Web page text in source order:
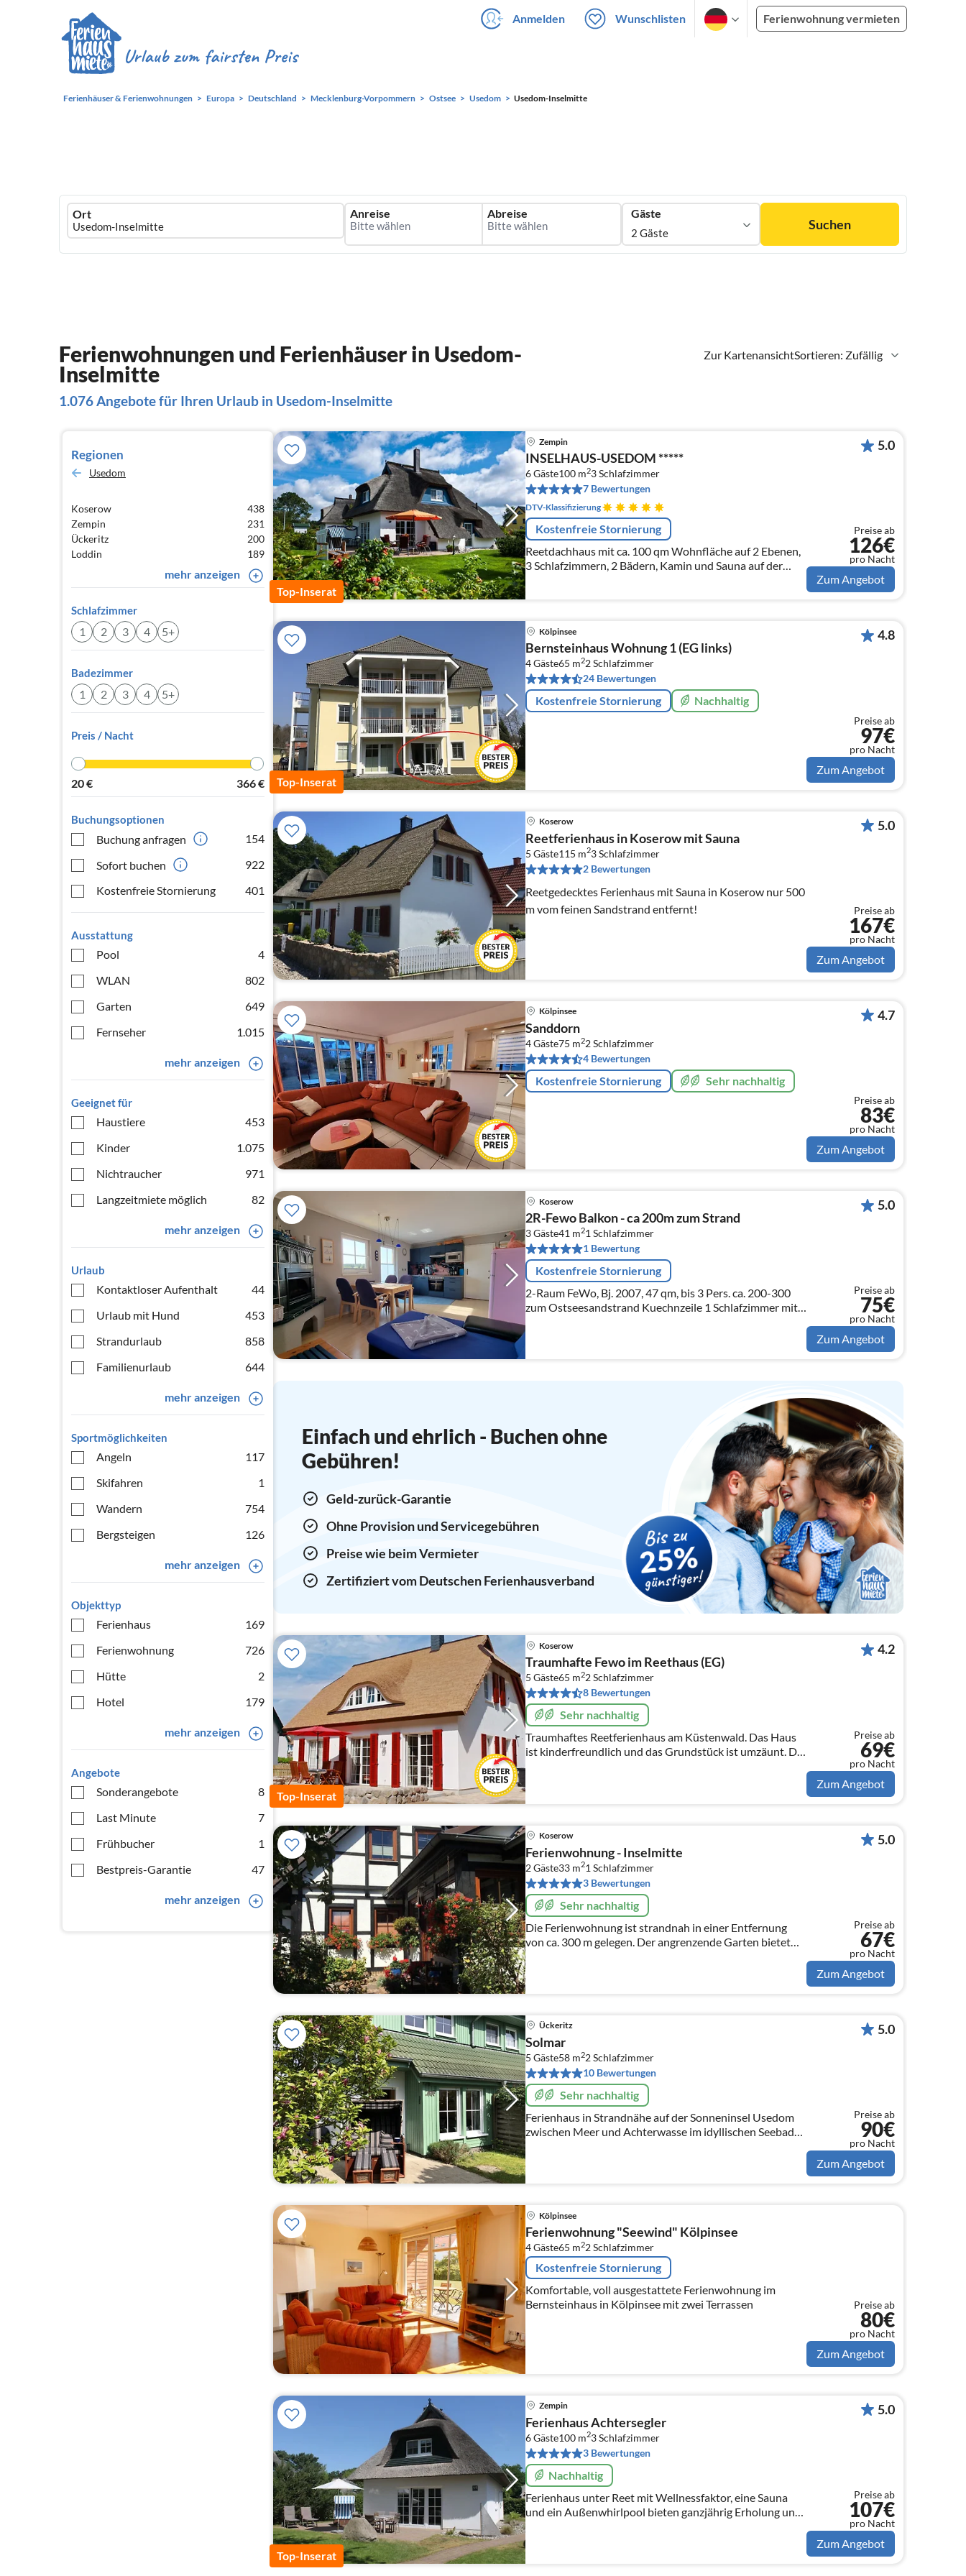
Anmelden Wunschlisten Ferienwohnung vermieten
Ferienhäuser & Ferienwohnungen Europa Deutschland Mecklenburg-Vorpommern Ostsee Usedom Usedom-Inselmitte
Ferienhausmiete
logo
Ort Anreise Abreise Gäste
2 Gäste
Suchen
Zur KartenansichtSortieren: Zufällig
Ferienwohnungen und Ferienhäuser in Usedom-
Inselmitte
1.076 Angebote für Ihren Urlaub in Usedom-Inselmitte
Regionen
Usedom
Koserow
438
Zempin
231
Ückeritz
200
Loddin
189
mehr anzeigen
Schlafzimmer
1 2 3 4 5+
Badezimmer
1 2 3 4 5+
Preis / Nacht
20€ 366€
Buchungsoptionen
Buchung anfragen
154
Sofort buchen
922
Kostenfreie Stornierung
401
Ausstattung
Pool
4
WLAN
802
Garten
649
Fernseher
1.015
mehr anzeigen
Geeignet für
Haustiere
453
Kinder
1.075
Nichtraucher
971
Langzeitmiete möglich
82
mehr anzeigen
Urlaub
Kontaktloser Aufenthalt
44
Urlaub mit Hund
453
Strandurlaub
858
Familienurlaub
644
mehr anzeigen
Sportmöglichkeiten
Angeln
117
Skifahren
1
Wandern
754
Bergsteigen
126
mehr anzeigen
Objekttyp
Ferienhaus
169
Ferienwohnung
726
Hütte
2
Hotel
179
mehr anzeigen
Angebote
Sonderangebote
8
Last Minute
7
Frühbucher
1
Bestpreis-Garantie
47
mehr anzeigen
Top-Inserat
Zempin
INSELHAUS-USEDOM *****
6 Gäste100 m23Schlafzimmer
7 Bewertungen
DTV-Klassifizierung
Kostenfreie Stornierung
Reetdachhaus mit ca. 100 qm Wohnfläche auf 2 Ebenen,
3 Schlafzimmern, 2 Bädern, Kamin und Sauna auf der
Ostseestrand, ruhig gelegen
5.0
Preise ab
126€
pro Nacht
Zum Angebot
Top-Inserat
Kölpinsee
Bernsteinhaus Wohnung 1 (EG links)
4 Gäste65 m22Schlafzimmer
24 Bewertungen
Kostenfreie Stornierung Nachhaltig
4.8
Preise ab
97€
pro Nacht
Zum Angebot
Koserow
Reetferienhaus in Koserow mit Sauna
5 Gäste115 m23Schlafzimmer
2 Bewertungen
Reetgedecktes Ferienhaus mit Sauna in Koserow nur 500
m vom feinen Sandstrand entfernt!
5.0
Preise ab
167€
pro Nacht
Zum Angebot
Kölpinsee
Sanddorn
4 Gäste75 m22Schlafzimmer
4 Bewertungen
Kostenfreie Stornierung Sehr nachhaltig
4.7
Preise ab
83€
pro Nacht
Zum Angebot
Koserow
2R-Fewo Balkon - ca 200m zum Strand
3 Gäste41 m21 Schlafzimmer
1 Bewertung
Kostenfreie Stornierung
2-Raum FeWo, Bj. 2007, 47 qm, bis 3 Pers. ca. 200-300
zum Ostseesandstrand Kuechnzeile 1 Schlafzimmer mit
Doppelbett + Einzelbett Wohnzimmer mit
Kachelofenkamin Tageslichtbad
5.0
Preise ab
75€
pro Nacht
Zum Angebot
Einfach und ehrlich - Buchen ohne
Gebühren!
Geld-zurück-Garantie
Ohne Provision und Servicegebühren
Preise wie beim Vermieter
Zertifiziert vom Deutschen Ferienhausverband
Top-Inserat
Koserow
Traumhafte Fewo im Reethaus (EG)
5 Gäste65 m22Schlafzimmer
8 Bewertungen
Sehr nachhaltig
Traumhaftes Reetferienhaus am Küstenwald. Das Haus
ist kinderfreundlich und das Grundstück ist umzäunt. Die
beiden Ferienwohnungen können einzeln oder
4.2
Preise ab
69€
pro Nacht
Zum Angebot
Koserow
Ferienwohnung - Inselmitte
2 Gäste33 m21 Schlafzimmer
3 Bewertungen
Sehr nachhaltig
Die Ferienwohnung ist strandnah in einer Entfernung
von ca. 300 m gelegen. Der angrenzende Garten bietet
Platz und Ruhe zum Verweilen und Entspannen.
Genießen Sie die Ruhe.
5.0
Preise ab
67€
pro Nacht
Zum Angebot
Ückeritz
Solmar
5 Gäste58 m22Schlafzimmer
10 Bewertungen
Sehr nachhaltig
Ferienhaus in Strandnähe auf der Sonneninsel Usedom
zwischen Meer und Achterwasse im idyllischen Seebad
Ückeritz.
5.0
Preise ab
90€
pro Nacht
Zum Angebot
Kölpinsee
Ferienwohnung "Seewind" Kölpinsee
4 Gäste65 m22Schlafzimmer
Kostenfreie Stornierung
Komfortable, voll ausgestattete Ferienwohnung im
Bernsteinhaus in Kölpinsee mit zwei Terrassen
Preise ab
80€
pro Nacht
Zum Angebot
Top-Inserat
Zempin
Ferienhaus Achtersegler
6 Gäste100 m23Schlafzimmer
3 Bewertungen
Nachhaltig
Ferienhaus unter Reet mit Wellnessfaktor, eine Sauna
und ein Außenwhirlpool bieten ganzjährig Erholung und
Entspannung! Eingezäuntes Grundstück!
5.0
Preise ab
107€
pro Nacht
Zum Angebot